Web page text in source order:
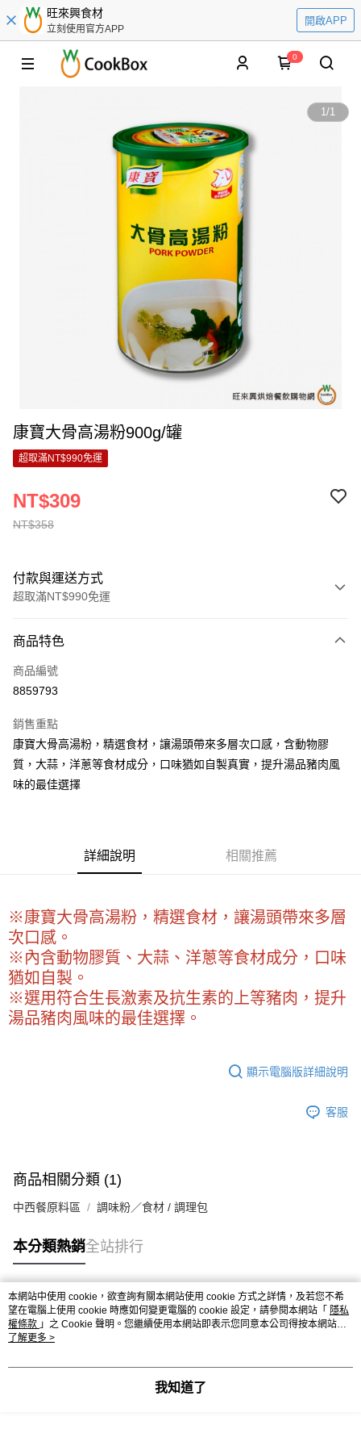
旺來興食材
立刻使用官方APP
開啟APP
0
1/1
康寶大骨高湯粉900g/罐
超取滿NT$990免運
NT$358
NT$309
付款與運送方式
超取滿NT$990免運
信用卡一次付款
超商取貨付款
Apple Pay
街口支付
AFTEE先享後付
AFTEE先享後付是「在收到商品之後才付款」的支付方式。 讓您購物簡單
便利好安心！
１．簡單：不需註冊會員、不需綁卡、不需儲值。
２．便利：只要手機號碼，簡訊認證，即可結帳。
３．安心：先確認商品／服務後，再付款。
【「AFTEE先享後付」結帳流程】
１．於結帳方式選擇「AFTEE先享後付」後，將跳轉至「AFTEE先享後付」
結帳頁面，進行簡訊認證並確認金額後，即可完成結帳。
ATM／網路銀行／等多元方式進行付款，方視為交易完成。
【注意事項】
１．透過由恩沛科技股份有限公司提供之「AFTEE先享後付」服務完成之交
２．關於個人資料處理事宜，請瀏覽以下網址：
https://aftee.tw/terms/#terms3
「AFTEE先享後付」，若未經同意申辦者引起之損失，本公司不負相關責
任。
４．使用「AFTEE先享後付」時，將依據個別帳號之用戶狀況，依本公司即
時審查核予不同之上限額度；若仍有額度不足之情形，本公司將視審查結果
ATM付款
運送方式
全家取貨付款-重量限制含紙箱10kg，請控制商品重量在9~9.5
kg
每筆NT$90，滿NT$990(含以上)免運費
7-11取貨付款-重量限制含紙箱10kg，請控制商品重量在9~9.5
付款後7-11取貨-重量限制含紙箱10kg，請控制商品重量在9~
9.5kg
宅配-新竹物流
每筆NT$150，滿NT$2,000(含以上)免運費
離島客戶-中華郵政
每筆NT$120，滿NT$2,000(含以上)免運費
商品特色
商品編號
8859793
銷售重點
康寶大骨高湯粉，精選食材，讓湯頭帶來多層次口感，含動物膠
質，大蒜，洋蔥等食材成分，口味猶如自製真實，提升湯品豬肉風
味的最佳選擇
詳細說明 相關推薦
※康寶大骨高湯粉，精選食材，讓湯頭帶來多層
次口感。
※內含動物膠質、大蒜、洋蔥等食材成分，口味
猶如自製。
※選用符合生長激素及抗生素的上等豬肉，提升
湯品豬肉風味的最佳選擇。
顯示電腦版詳細說明
客服
商品相關分類 (1)
中西餐原料區 調味粉／食材 / 調理包
本分類熱銷全站排行
熱門標籤
本網站中使用 cookie，欲查詢有關本網站使用 cookie 方式之詳情，及若您不希
望在電腦上使用 cookie 時應如何變更電腦的 cookie 設定，請參閱本網站「 隱私
權條款 」之 Cookie 聲明。您繼續使用本網站即表示您同意本公司得按本網站使
用條款之 Cookie 聲明使用 cookie。
了解更多 >
我知道了